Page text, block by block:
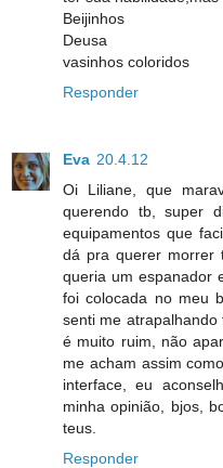
Beijinhos
Deusa
vasinhos coloridos
Responder
Eva 20.4.12
Oi Liliane, que
querendo tb, super
equipamentos que
dá pra querer morrer
queria um espanador
foi colocada no meu
senti me
é muito ruim, não
me acham assim
interface, eu
minha opinião, bjos,
teus.
Responder